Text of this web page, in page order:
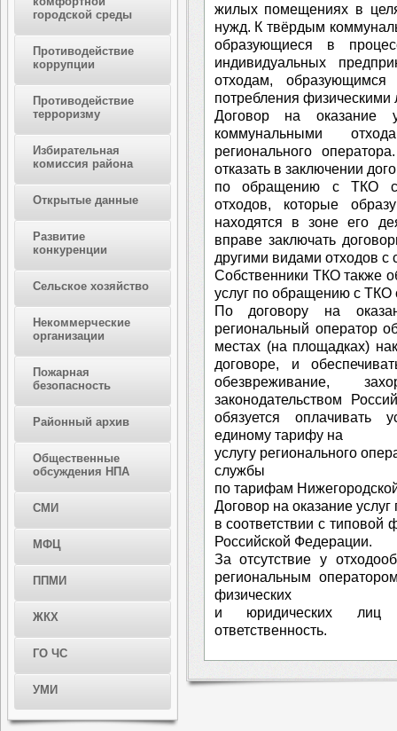
городской среды
Противодействие
коррупции
Противодействие
терроризму
Избирательная
комиссия района
Открытые данные
Развитие
конкуренции
Сельское хозяйство
Некоммерческие
организации
Пожарная
безопасность
Районный архив
Общественные
обсуждения НПА
СМИ
МФЦ
ППМИ
ЖКХ
ГО ЧС
УМИ
жилых помещениях в
нужд. К твёрдым
образующиеся в
индивидуальных
отходам,
потребления физическими
Договор на оказание
коммунальными
регионального
отказать в заключении
по обращению с ТКО
отходов, которые
находятся в зоне его
вправе заключать
другими видами отходов с
Собственники ТКО также
услуг по обращению с ТКО
По договору на
региональный оператор
местах (на площадках)
договоре, и
обезвреживание,
законодательством
обязуется оплачивать
единому тарифу на
услугу регионального
службы
по тарифам
Договор на оказание
в соответствии с
Российской Федерации.
За отсутствие у
региональным
физических
и юридических лиц
ответственность.